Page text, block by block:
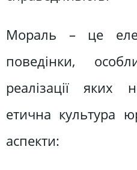
Мораль – це
поведінки,
реалізації яких
етична культура
аспекти: